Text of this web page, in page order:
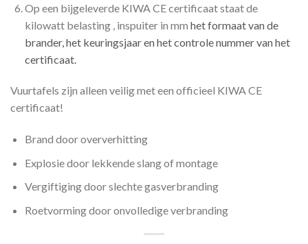
Op een bijgeleverde KIWA CE certificaat staat de
kilowatt belasting , inspuiter in mm het formaat van de
brander, het keuringsjaar en het controle nummer van het
certificaat.
Vuurtafels zijn alleen veilig met een officieel KIWA CE
certificaat!
Brand door oververhitting
Explosie door lekkende slang of montage
Vergiftiging door slechte gasverbranding
Roetvorming door onvolledige verbranding